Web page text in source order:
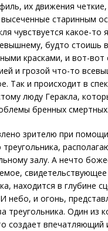
их движения
старинным
чувствуется какое-то
будто стоишь
красками, и вот-вот
и грозой что-то
Так и происходит в
люду Геракла,
бренных смертных.
зрителю при
треугольника,
залу. А нечто
находится в глубине
небо, и огонь,
треугольника. Один из
создает впечатляющий